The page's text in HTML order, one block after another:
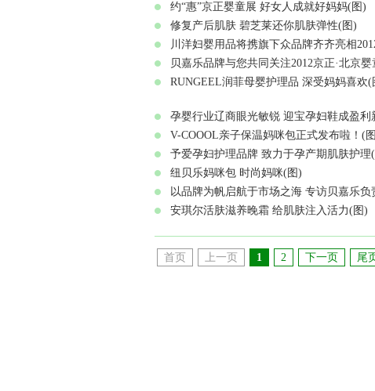
约“惠”京正婴童展 好女人成就好妈妈(图)
修复产后肌肤 碧芝莱还你肌肤弹性(图)
川洋妇婴用品将携旗下众品牌齐齐亮相
贝嘉乐品牌与您共同关注2012京正·北京
RUNGEEL润菲母婴护理品 深受妈妈喜欢(
孕婴行业辽商眼光敏锐 迎宝孕妇鞋成盈利
V-COOOL亲子保温妈咪包正式发布啦！(
予爱孕妇护理品牌 致力于孕产期肌肤护理
纽贝乐妈咪包 时尚妈咪(图)
以品牌为帆启航于市场之海 专访贝嘉乐负
安琪尔活肤滋养晚霜 给肌肤注入活力(图)
首页 上一页 1 2 下一页 尾